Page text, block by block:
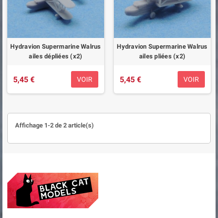
Hydravion Supermarine Walrus
ailes dépliées (x2)
5,45 € VOIR
Hydravion Supermarine Walrus
ailes pliées (x2)
5,45 € VOIR
Affichage 1-2 de 2 article(s)